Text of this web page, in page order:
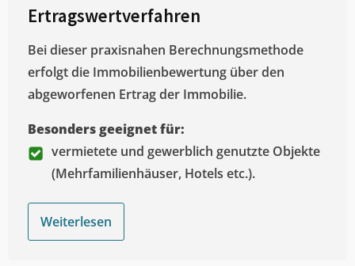
Ertragswertverfahren
Bei dieser praxisnahen Berechnungsmethode
erfolgt die Immobilienbewertung über den
abgeworfenen Ertrag der Immobilie.
Besonders geeignet für:
vermietete und gewerblich genutzte Objekte
(Mehrfamilienhäuser, Hotels etc.).
Weiterlesen